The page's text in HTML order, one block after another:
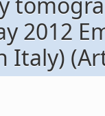
2012
Italy)